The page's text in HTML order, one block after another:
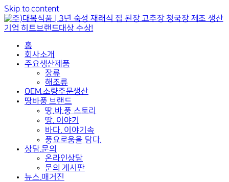
Skip to content
홈
회사소개
주요생산제품
장류
해조류
OEM.소량주문생산
땅바풍 브랜드
땅.바.풍 스토리
땅. 이야기
바다. 이야기속
풍요로움을 담다.
상담.문의
온라인상담
문의 게시판
뉴스.매거진